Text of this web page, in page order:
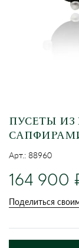
ПУСЕТЫ ИЗ
Арт.: 88960
164 900
Поделиться